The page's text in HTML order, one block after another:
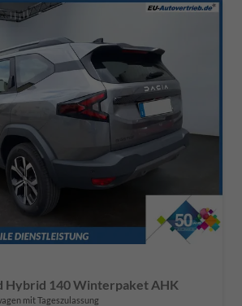
Hybrid 140 Winterpaket AHK
mit Tageszulassung